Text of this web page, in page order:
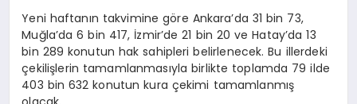
Yeni haftanın takvimine göre Ankara’da 31 bin 73,
Muğla’da 6 bin 417, İzmir’de 21 bin 20 ve Hatay’da 13
bin 289 konutun hak sahipleri belirlenecek. Bu illerdeki
çekilişlerin tamamlanmasıyla birlikte toplamda 79 ilde
403 bin 632 konutun kura çekimi tamamlanmış